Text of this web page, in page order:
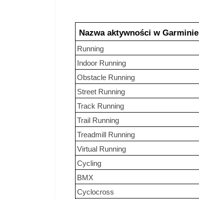
Nazwa aktywności w Garminie
Running
Indoor Running
Obstacle Running
Street Running
Track Running
Trail Running
Treadmill Running
Virtual Running
Cycling
BMX
Cyclocross